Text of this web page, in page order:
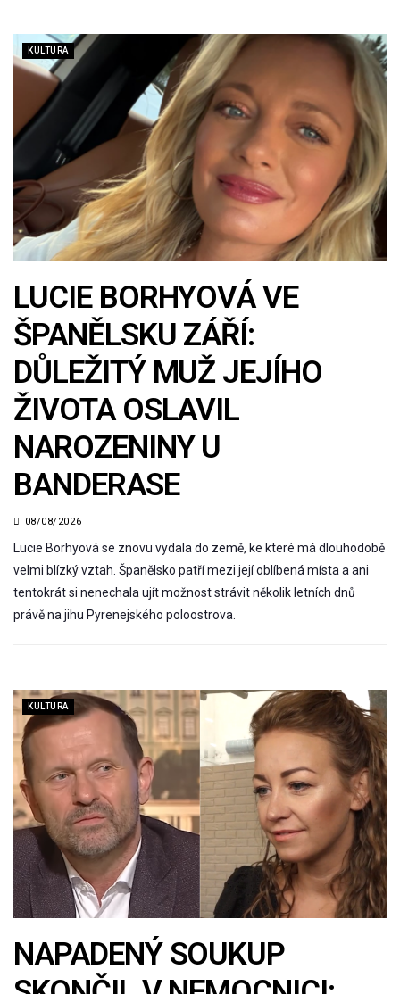
KULTURA
LUCIE BORHYOVÁ VE
ŠPANĚLSKU ZÁŘÍ:
DŮLEŽITÝ MUŽ JEJÍHO
ŽIVOTA OSLAVIL
NAROZENINY U
BANDERASE
08/08/2026
Lucie Borhyová se znovu vydala do země, ke které má dlouhodobě
velmi blízký vztah. Španělsko patří mezi její oblíbená místa a ani
tentokrát si nenechala ujít možnost strávit několik letních dnů
právě na jihu Pyrenejského poloostrova.
KULTURA
NAPADENÝ SOUKUP